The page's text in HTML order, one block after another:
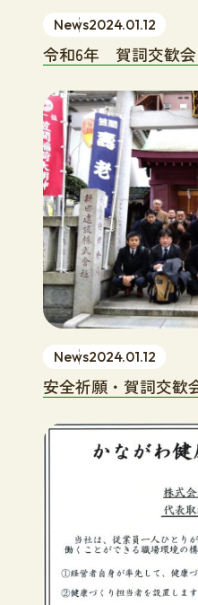
News2024.01.12
令和6年 賀詞交歓会
News2024.01.12
安全祈願・賀詞交歓